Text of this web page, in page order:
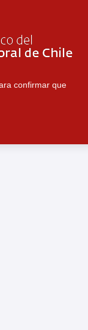
confirmar que